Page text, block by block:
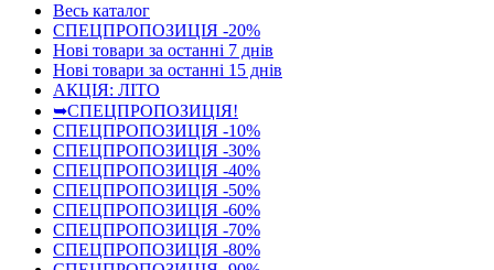
Весь каталог
СПЕЦПРОПОЗИЦІЯ -20%
Нові товари за останнi 7 днiв
Нові товари за останнi 15 днiв
АКЦІЯ: ЛІТО
➥СПЕЦПРОПОЗИЦІЯ!
СПЕЦПРОПОЗИЦІЯ -10%
СПЕЦПРОПОЗИЦІЯ -30%
СПЕЦПРОПОЗИЦІЯ -40%
СПЕЦПРОПОЗИЦІЯ -50%
СПЕЦПРОПОЗИЦІЯ -60%
СПЕЦПРОПОЗИЦІЯ -70%
СПЕЦПРОПОЗИЦІЯ -80%